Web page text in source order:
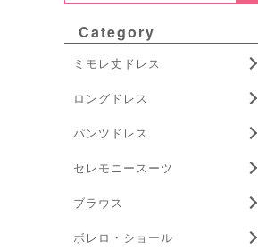
Category
ミモレ丈ドレス
ロングドレス
パンツドレス
セレモニースーツ
ブラウス
ボレロ・ショール